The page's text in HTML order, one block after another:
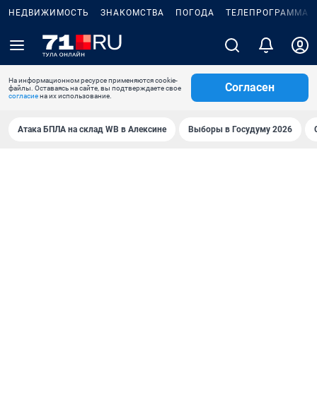
НЕДВИЖИМОСТЬ ЗНАКОМСТВА ПОГОДА ТЕЛЕПРОГРАММА
На информационном ресурсе применяются cookie-
файлы. Оставаясь на сайте, вы подтверждаете свое
согласиена их использование.
Согласен
Атака БПЛА на склад WB в Алексине Выборы в Госудуму 2026